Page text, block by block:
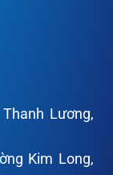
Lương,
Kim Long,